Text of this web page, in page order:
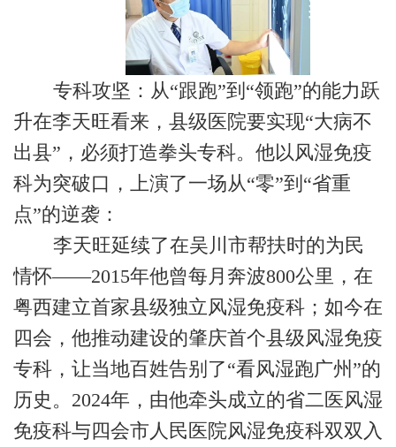
专科攻坚：从“跟跑”到“领跑”的能力跃
升在李天旺看来，县级医院要实现“大病不
出县”，必须打造拳头专科。他以风湿免疫
科为突破口，上演了一场从“零”到“省重
点”的逆袭：
李天旺延续了在吴川市帮扶时的为民
情怀——2015年他曾每月奔波800公里，在
粤西建立首家县级独立风湿免疫科；如今在
四会，他推动建设的肇庆首个县级风湿免疫
专科，让当地百姓告别了“看风湿跑广州”的
历史。 2024年，由他牵头成立的省二医风湿
免疫科与四会市人民医院风湿免疫科双双入